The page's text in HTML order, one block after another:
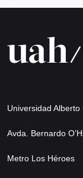
Universidad Alberto
Avda. Bernardo
Metro Los Héroes